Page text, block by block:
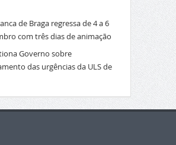
de Braga regressa de 4 a 6
com três dias de animação
Governo sobre
das urgências da ULS de